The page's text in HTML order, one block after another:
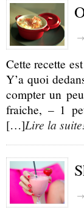
→
Cette recette
Y’a quoi
compter un
fraiche, – 1
[…]Lire la
→